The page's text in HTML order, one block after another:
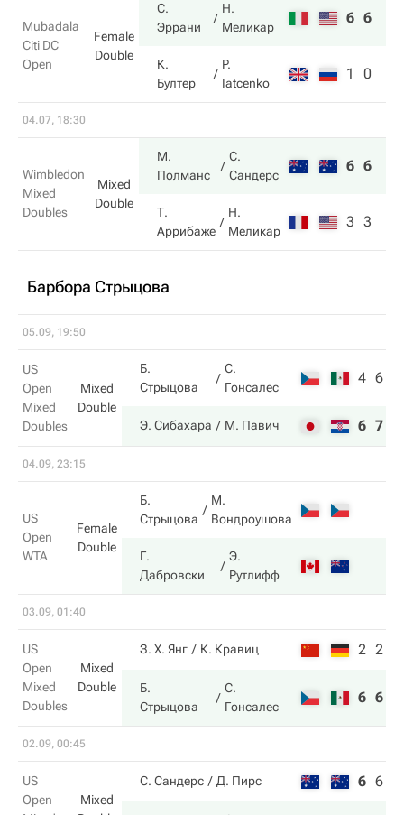
Mubadala
Citi DC
Open
Female
Double
С.
Эррани
Н.
Меликар
6 6
К.
Бултер
P.
Iatcenko
1 0
04.07, 18:30
Wimbledon
Mixed
Doubles
Mixed
Double
М.
Полманс
С.
Сандерс
6 6
Т.
Аррибаже
Н.
Меликар
3 3
Барбора Стрыцова
05.09, 19:50
US
Open
Mixed
Doubles
Mixed
Double
Б.
Стрыцова
С.
Гонсалес
4 6
Э. Сибахара М. Павич 6 7
04.09, 23:15
US
Open
WTA
Female
Double
Б.
Стрыцова
М.
Вондроушова
Г.
Дабровски
Э.
Рутлифф
03.09, 01:40
US
Open
Mixed
Doubles
Mixed
Double
З. Х. Янг К. Кравиц 2 2
Б.
Стрыцова
С.
Гонсалес
6 6
02.09, 00:45
US
Open
Mixed
С. Сандерс Д. Пирс 6 6